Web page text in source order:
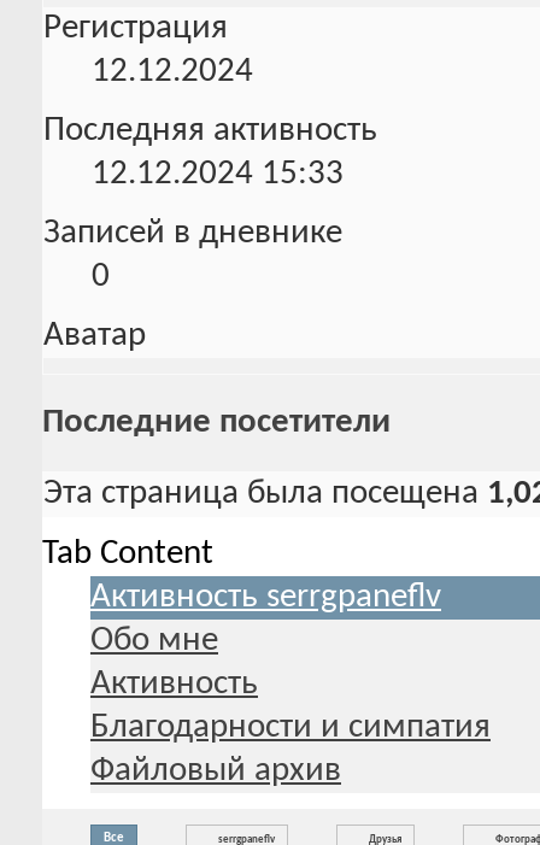
Регистрация
12.12.2024
Последняя активность
12.12.2024 15:33
Записей в дневнике
0
Аватар
Последние посетители
Эта страница была посещена
Tab Content
Активность serrgpaneflv
Обо мне
Активность
Благодарности и симпатия
Файловый архив
Все serrgpaneflv Друзья